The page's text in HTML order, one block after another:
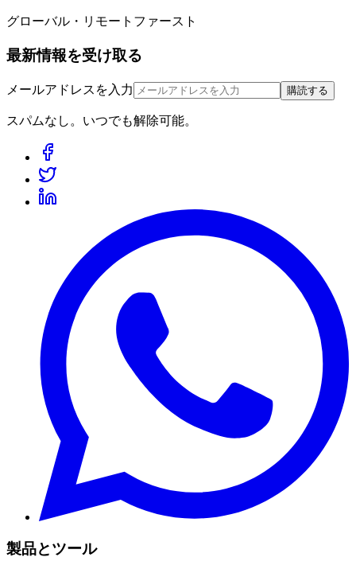
グローバル・リモートファースト
最新情報を受け取る
メールアドレスを入力 購読する
スパムなし。いつでも解除可能。
製品とツール